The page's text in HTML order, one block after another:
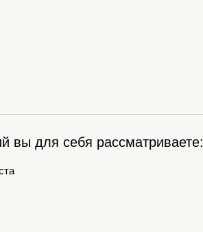
вы для себя рассматриваете: